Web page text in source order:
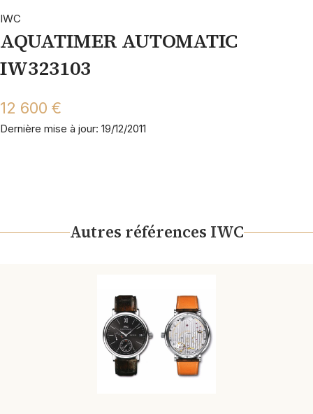
IWC
AQUATIMER AUTOMATIC
IW323103
12 600 €
Dernière mise à jour: 19/12/2011
Autres références IWC